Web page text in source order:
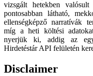
vizsgált hetekben
pontosabban látható,
ellenségképző narratívák
míg a heti költési
nyerjük ki, addig az
Hirdetéstár API felületén
Disclaimer